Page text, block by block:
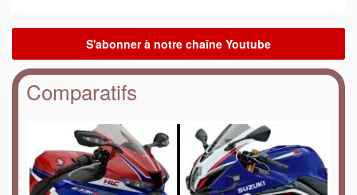
Comparatifs